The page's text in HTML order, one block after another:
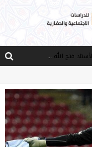
كيف نصل إلى أفق إنسان “هل من مزيد”؟